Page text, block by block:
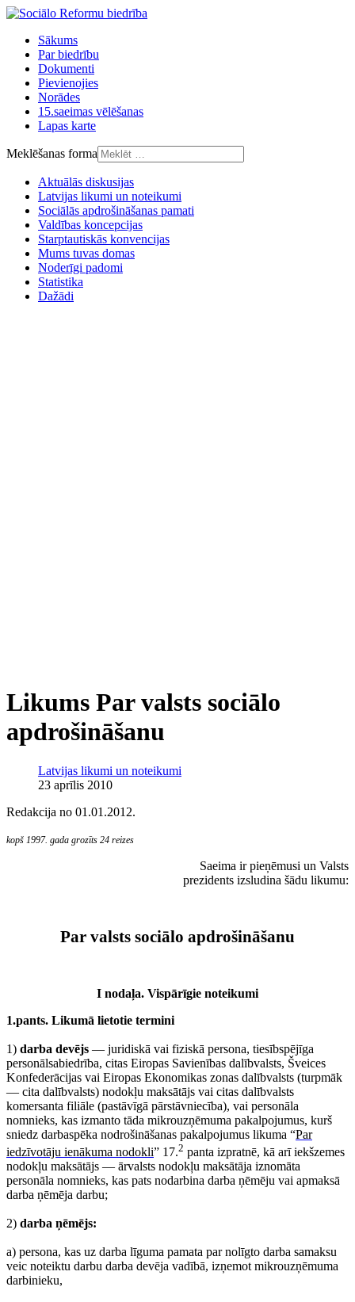
Sākums
Par biedrību
Dokumenti
Pievienojies
Norādes
15.saeimas vēlēšanas
Lapas karte
Meklēšanas forma
Aktuālās diskusijas
Latvijas likumi un noteikumi
Sociālās apdrošināšanas pamati
Valdības koncepcijas
Starptautiskās konvencijas
Mums tuvas domas
Noderīgi padomi
Statistika
Dažādi
Likums Par valsts sociālo
apdrošināšanu
Latvijas likumi un noteikumi
23 aprīlis 2010
Redakcija no 01.01.2012.
kopš 1997. gada grozīts 24 reizes
Saeima ir pieņēmusi un Valsts
prezidents izsludina šādu likumu:
Par valsts sociālo apdrošināšanu
I nodaļa. Vispārīgie noteikumi
1.pants. Likumā lietotie termini
1) darba devējs — juridiskā vai fiziskā persona, tiesībspējīga
personālsabiedrība, citas Eiropas Savienības dalībvalsts, Šveices
Konfederācijas vai Eiropas Ekonomikas zonas dalībvalsts (turpmāk
— cita dalībvalsts) nodokļu maksātājs vai citas dalībvalsts
komersanta filiāle (pastāvīgā pārstāvniecība), vai personāla
nomnieks, kas izmanto tāda mikrouzņēmuma pakalpojumus, kurš
sniedz darbaspēka nodrošināšanas pakalpojumus likuma “Par
iedzīvotāju ienākuma nodokli” 17.2 panta izpratnē, kā arī iekšzemes
nodokļu maksātājs — ārvalsts nodokļu maksātāja iznomāta
personāla nomnieks, kas pats nodarbina darba ņēmēju vai apmaksā
darba ņēmēja darbu;
2) darba ņēmējs:
a) persona, kas uz darba līguma pamata par nolīgto darba samaksu
veic noteiktu darbu darba devēja vadībā, izņemot mikrouzņēmuma
darbinieku,